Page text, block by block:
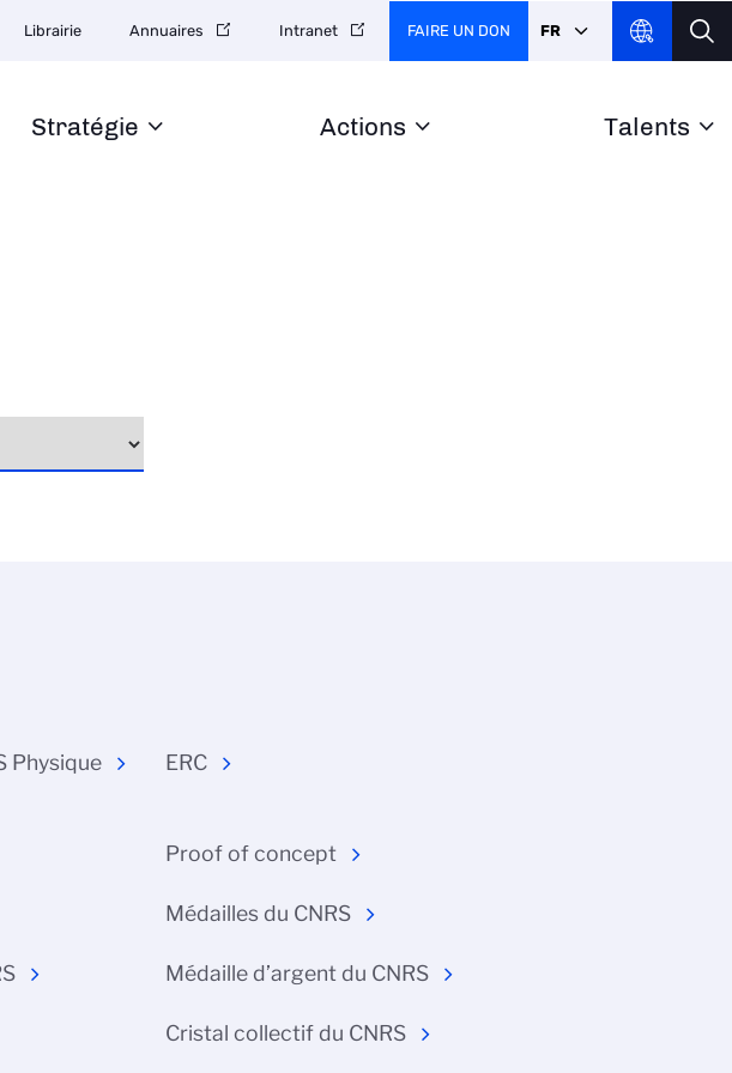
Stratégie Actions Talents
Librairie Annuaires Intranet FAIRE UN DON FR
Physique ERC
Proof of concept
Médailles du CNRS
Médaille d’argent du CNRS
Cristal collectif du CNRS